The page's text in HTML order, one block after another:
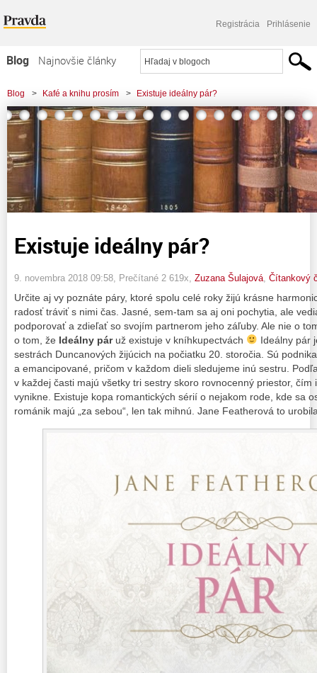
Registrácia Prihlásenie
Blog
Najnovšie články
Najčítanejšie články
Najkomentovanejšie články
Zoznam blogov
Komerčné blogy
Blog > Kafé a knihu prosím > Existuje ideálny pár?
Existuje ideálny pár?
9. novembra 2018 09:58 , Prečítané 2 619x, Zuzana Šulajová Čítankový
Určite aj vy poznáte páry, ktoré spolu celé roky žijú krásne
radosť tráviť s nimi čas. Jasné, sem-tam sa aj oni pochytia, ale
podporovať a zdieľať so svojím partnerom jeho záľuby. Ale nie o
o tom, že Ideálny páruž existuje v kníhkupectvách
Ideálny pár
sestrách Duncanových žijúcich na počiatku 20. storočia. Sú
a emancipované, pričom v každom dieli sledujeme inú sestru.
v každej časti majú všetky tri sestry skoro rovnocenný priestor,
vynikne. Existuje kopa romantických sérií o nejakom rode, kde sa
románik majú „za sebou“, len tak mihnú. Jane Featherová to